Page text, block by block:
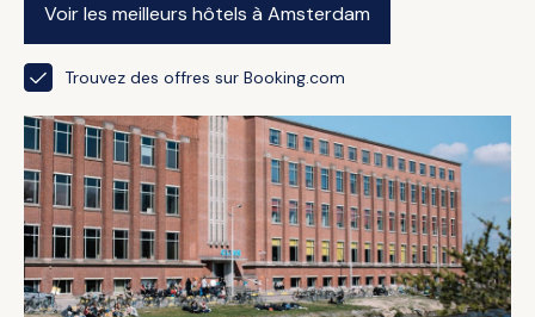
Voir les meilleurs hôtels à Amsterdam
Trouvez des offres sur Booking.com